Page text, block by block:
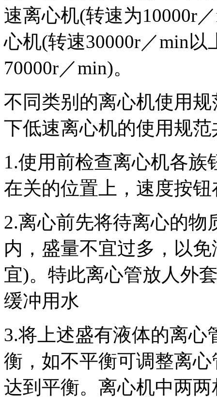
速离心机(转速为10000r
心机(转速30000r／min
70000r／min)。
不同类别的离心机使用
下低速离心机的使用规
1.使用前检查离心机各
在关的位置上，速度按
2.离心前先将待离心的物
内，盛量不宜过多，以
宜)。特此离心管放人外
缓冲用水
3.将上述盛有液体的离心
衡，如不平衡可调整离
达到平衡。离心机中两